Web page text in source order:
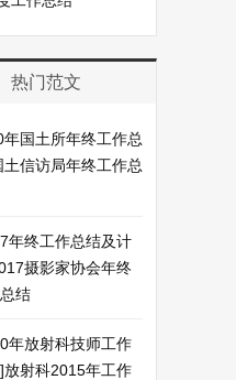
热门范文
年国土所年终工作总
土信访局年终工作总
年终工作总结及计
摄影家协会年终
结
年放射科技师工作
放射科2015年工作